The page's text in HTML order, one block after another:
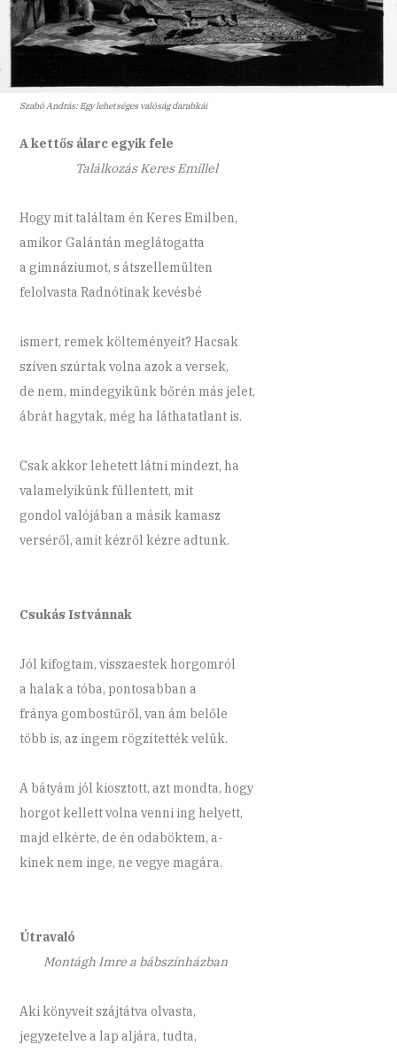
Szabó András: Egy lehetséges valóság darabkái
A kettős álarc egyik fele
Találkozás Keres Emillel
Hogy mit találtam én Keres Emilben,
amikor Galántán meglátogatta
a gimnáziumot, s átszellemülten
felolvasta Radnótinak kevésbé
ismert, remek költeményeit? Hacsak
szíven szúrtak volna azok a versek,
de nem, mindegyikünk bőrén más jelet,
ábrát hagytak, még ha láthatatlant is.
Csak akkor lehetett látni mindezt, ha
valamelyikünk füllentett, mit
gondol valójában a másik kamasz
verséről, amit kézről kézre adtunk.
Csukás Istvánnak
Jól kifogtam, visszaestek horgomról
a halak a tóba, pontosabban a
fránya gombostűről, van ám belőle
több is, az ingem rögzítették velük.
A bátyám jól kiosztott, azt mondta, hogy
horgot kellett volna venni ing helyett,
majd elkérte, de én odaböktem, a-
kinek nem inge, ne vegye magára.
Útravaló
Montágh Imre a bábszínházban
Aki könyveit szájtátva olvasta,
jegyzetelve a lap aljára, tudta,